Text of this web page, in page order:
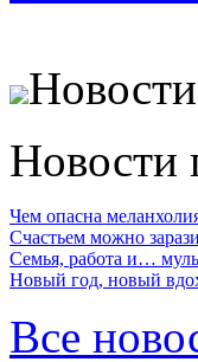
Новости
Чем опасна
Счастьем можно
Семья, работа и…
Новый год, новый
Все